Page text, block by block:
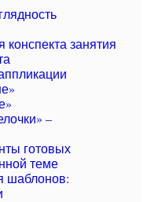
занятия
–
готовых
теме
шаблонов: